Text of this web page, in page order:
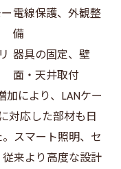
電線保護、外観整
備
器具の固定、壁
面・天井取付
により、LANケー
対応した部材も日
スマート照明、セ
来より高度な設計